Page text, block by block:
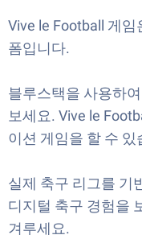
Vive le Football 게
폼입니다.
블루스택을 사용하
보세요. Vive le
이션 게임을 할 수
실제 축구 리그를 기
디지털 축구 경험을
겨루세요.